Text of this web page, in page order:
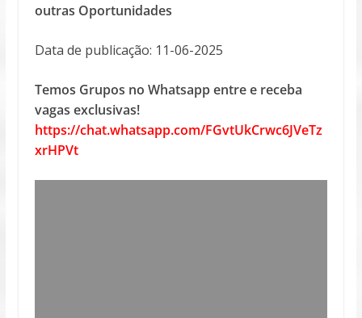
outras Oportunidades
Data de publicação: 11-06-2025
Temos Grupos no Whatsapp entre e receba
vagas exclusivas!
https://chat.whatsapp.com/FGvtUkCrwc6JVeTz
xrHPVt